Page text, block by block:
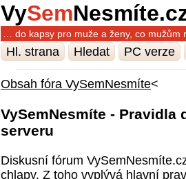
VySem
… do kapsy pro muže a ženy, co mužům
Hl. strana Hledat PC verze
Obsah fóra VySemNesmíte<
VySemNesmíte - Pravidla
serveru
Diskusní fórum
chlapy. Z toho vyplývá hlavní